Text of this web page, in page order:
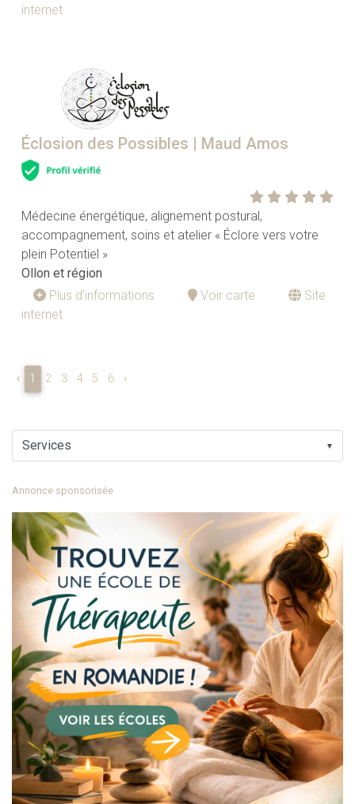
internet
Éclosion des Possibles | Maud Amos
Médecine énergétique, alignement postural,
accompagnement, soins et atelier « Éclore vers votre
plein Potentiel »
Ollon et région
Plus d'informations
Voir carte
Site
internet
‹ 1 2 3 4 5 6 ›
▼
Annonce sponsorisée